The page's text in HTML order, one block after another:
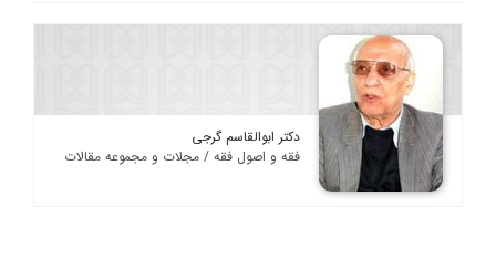
دکتر ابوالقاسم گرجی
فقه و اصول فقه / مجلات و مجموعه مقالات